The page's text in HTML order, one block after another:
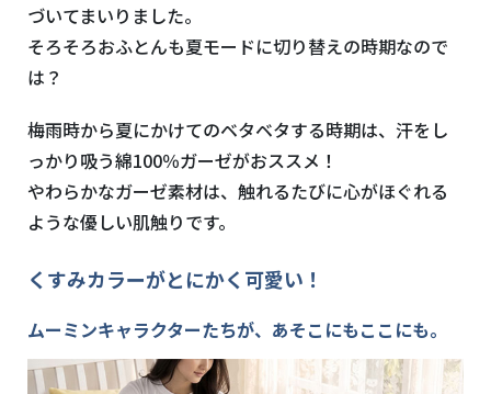
づいてまいりました。
そろそろおふとんも夏モードに切り替えの時期なので
は？
梅雨時から夏にかけてのベタベタする時期は、汗をし
っかり吸う綿100％ガーゼがおススメ！
やわらかなガーゼ素材は、触れるたびに心がほぐれる
ような優しい肌触りです。
くすみカラーがとにかく可愛い！
ムーミンキャラクターたちが、あそこにもここにも。